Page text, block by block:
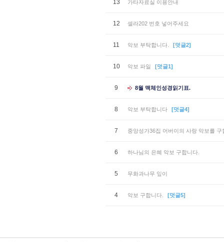
13 가타자료실 이용안내
12 셀라202 번호 넣어주세요
11 악보 부탁합니다. [덧글2]
10 악보 파일 [덧글1]
9 8월 맥체인성경읽기표.
8 악보 부탁합니다 [덧글4]
7 중앙성가36집 어버이의 사랑 악보를 구
6 하나님의 은혜 악보 구합니다.
5 무화과나무 잎이
4 악보 구합니다. [덧글5]